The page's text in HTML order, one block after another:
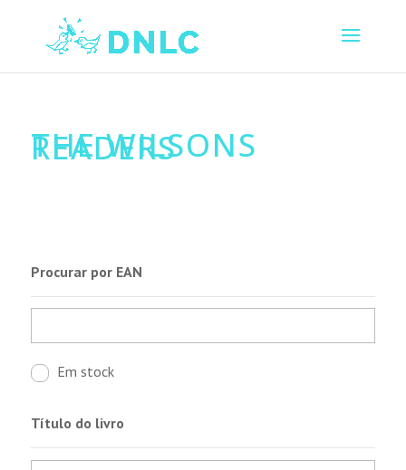
THE WILSONS
READERS
Procurar por EAN
Em stock
Título do livro